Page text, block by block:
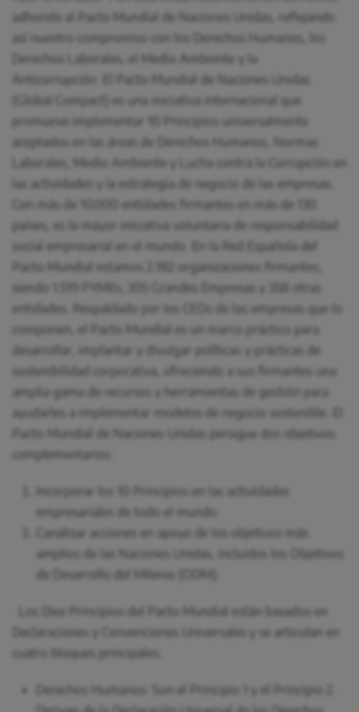
adherido al Pacto Mundial de Naciones Unidas, reflejando
así nuestro compromiso con los Derechos Humanos, los
Derechos Laborales, el Medio Ambiente y la
Anticorrupción. El Pacto Mundial de Naciones Unidas
(Global Compact) es una iniciativa internacional que
promueve implementar 10 Principios universalmente
aceptados en las áreas de Derechos Humanos, Normas
Laborales, Medio Ambiente y Lucha contra la Corrupción en
las actividades y la estrategia de negocio de las empresas.
Con más de 10.000 entidades firmantes en más de 130
países, es la mayor iniciativa voluntaria de responsabilidad
social empresarial en el mundo. En la Red Española del
Pacto Mundial estamos 2.182 organizaciones firmantes,
siendo 1.519 PYMEs, 305 Grandes Empresas y 358 otras
entidades. Respaldado por los CEOs de las empresas que lo
componen, el Pacto Mundial es un marco práctico para
desarrollar, implantar y divulgar políticas y prácticas de
sostenibilidad corporativa, ofreciendo a sus firmantes una
amplia gama de recursos y herramientas de gestión para
ayudarles a implementar modelos de negocio sostenible. El
Pacto Mundial de Naciones Unidas persigue dos objetivos
complementarios:
Incorporar los 10 Principios en las actividades
empresariales de todo el mundo.
Canalizar acciones en apoyo de los objetivos más
amplios de las Naciones Unidas, incluidos los Objetivos
de Desarrollo del Milenio (ODM).
Los Diez Principios del Pacto Mundial están basados en
Declaraciones y Convenciones Universales y se articulan en
cuatro bloques principales:
Derechos Humanos: Son el Principio 1 y el Principio 2.